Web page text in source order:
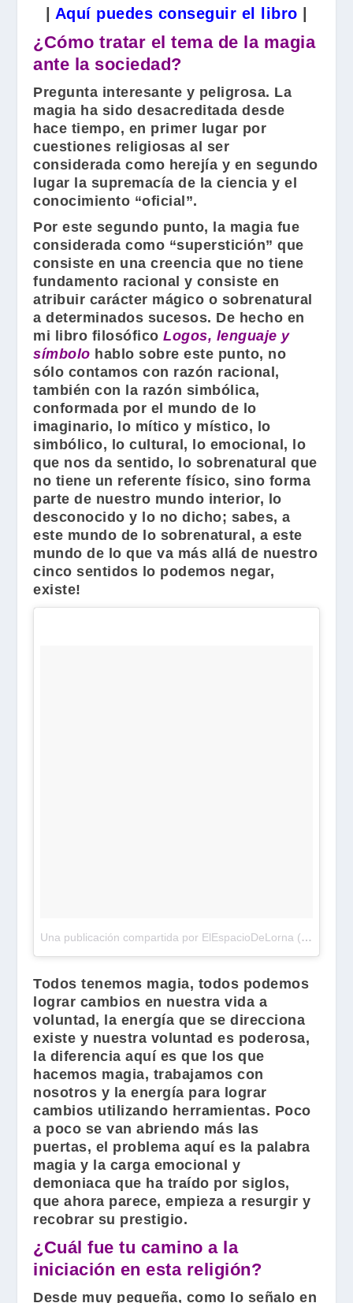
Aquí puedes conseguir el libro
¿Cómo tratar el tema de la magia
ante la sociedad?
Pregunta interesante y peligrosa. La
magia ha sido desacreditada desde
hace tiempo, en primer lugar por
cuestiones religiosas al ser
considerada como herejía y en segundo
lugar la supremacía de la ciencia y el
conocimiento “oficial”.
Por este segundo punto, la magia fue
considerada como “superstición” que
consiste en una creencia que no tiene
fundamento racional y consiste en
atribuir carácter mágico o sobrenatural
a determinados sucesos. De hecho en
mi libro filosóficoLogos, lenguaje y
símbolo hablo sobre este punto, no
sólo contamos con razón racional,
también con la razón simbólica,
conformada por el mundo de lo
imaginario, lo mítico y místico, lo
simbólico, lo cultural, lo emocional, lo
que nos da sentido, lo sobrenatural que
no tiene un referente físico, sino forma
parte de nuestro mundo interior, lo
desconocido y lo no dicho; sabes, a
este mundo de lo sobrenatural, a este
mundo de lo que va más allá de nuestro
cinco sentidos lo podemos negar,
existe!
Una publicación compartida por ElEspacioDeLorna (@elespaciodelorna)
Todos tenemos magia, todos podemos
lograr cambios en nuestra vida a
voluntad, la energía que se direcciona
existe y nuestra voluntad es poderosa,
la diferencia aquí es que los que
hacemos magia, trabajamos con
nosotros y la energía para lograr
cambios utilizando herramientas. Poco
a poco se van abriendo más las
puertas, el problema aquí es la palabra
magia y la carga emocional y
demoniaca que ha traído por siglos,
que ahora parece, empieza a resurgir y
recobrar su prestigio.
¿Cuál fue tu camino a la
iniciación en esta religión?
Desde muy pequeña, como lo señalo en